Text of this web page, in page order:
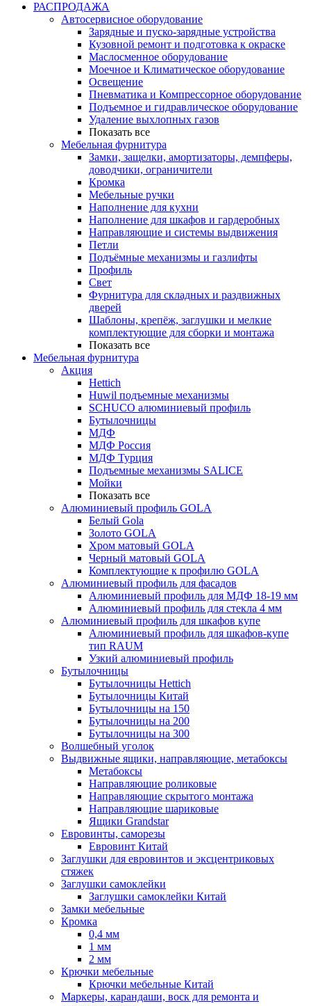
РАСПРОДАЖА
Автосервисное оборудование
Зарядные и пуско-зарядные устройства
Кузовной ремонт и подготовка к окраске
Маслосменное оборудование
Моечное и Климатическое оборудование
Освещение
Пневматика и Компрессорное оборудование
Подъемное и гидравлическое оборудование
Удаление выхлопных газов
Показать все
Мебельная фурнитура
Замки, защелки, амортизаторы, демпферы,
доводчики, ограничители
Кромка
Мебельные ручки
Наполнение для кухни
Наполнение для шкафов и гардеробных
Направляющие и системы выдвижения
Петли
Подъёмные механизмы и газлифты
Профиль
Свет
Фурнитура для складных и раздвижных
дверей
Шаблоны, крепёж, заглушки и мелкие
комплектующие для сборки и монтажа
Показать все
Мебельная фурнитура
Акция
Hettich
Huwil подъемные механизмы
SCHUCO алюминиевый профиль
Бутылочницы
МДФ
МДФ Россия
МДФ Турция
Подъемные механизмы SALICE
Мойки
Показать все
Алюминиевый профиль GOLA
Белый Gola
Золото GOLA
Хром матовый GOLA
Черный матовый GOLA
Комплектующие к профилю GOLA
Алюминиевый профиль для фасадов
Алюминиевый профиль для МДФ 18-19 мм
Алюминиевый профиль для стекла 4 мм
Алюминиевый профиль для шкафов купе
Алюминиевый профиль для шкафов-купе
тип RAUM
Узкий алюминиевый профиль
Бутылочницы
Бутылочницы Hettich
Бутылочницы Китай
Бутылочницы на 150
Бутылочницы на 200
Бутылочницы на 300
Волшебный уголок
Выдвижные ящики, направляющие, метабоксы
Метабоксы
Направляющие роликовые
Направляющие скрытого монтажа
Направляющие шариковые
Ящики Grandstar
Евровинты, саморезы
Евровинт Китай
Заглушки для евровинтов и эксцентриковых
стяжек
Заглушки самоклейки
Заглушки самоклейки Китай
Замки мебельные
Кромка
0,4 мм
1 мм
2 мм
Крючки мебельные
Крючки мебельные Китай
Маркеры, карандаши, воск для ремонта и